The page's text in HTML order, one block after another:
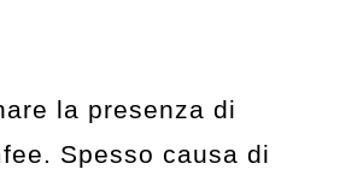
la presenza di
Spesso causa di